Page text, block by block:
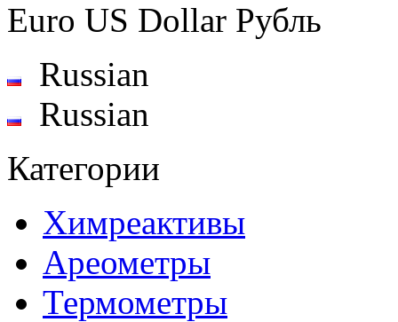
Euro US Dollar Рубль
Russian
Russian
Категории
Химреактивы
Ареометры
Термометры